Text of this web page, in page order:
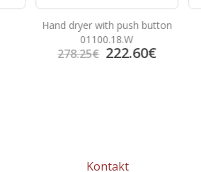
Hand dryer with push button
01100.18.W
278.25€ 222.60€
Kontakt